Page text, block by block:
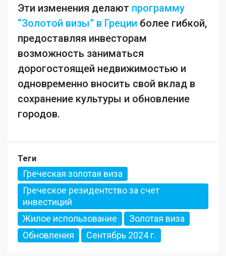
Эти изменения делают программу
“Золотой визы” в Греции более гибкой,
предоставляя инвесторам
возможность заниматься
дорогостоящей недвижимостью и
одновременно вносить свой вклад в
сохранение культуры и обновление
городов.
Теги
Греческая золотая виза
Греческое резидентство за счет
инвестиций
Жилое использование
Золотая виза
Обновления
Сентябрь 2024 г.